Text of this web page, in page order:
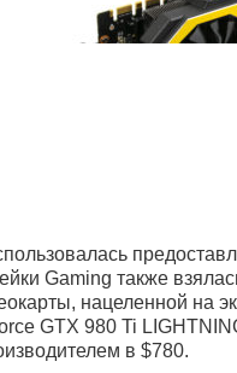
Gaming также
нацеленной на
GTX 980 Ti
в $780.